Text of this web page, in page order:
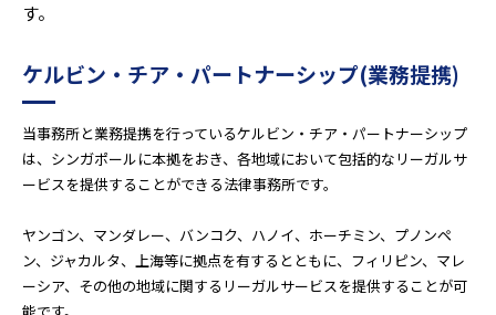
す。
ケルビン・チア・パートナーシップ(業務提携)
当事務所と業務提携を行っているケルビン・チア・パートナーシップ
は、シンガポールに本拠をおき、各地域において包括的なリーガルサ
ービスを提供することができる法律事務所です。
ヤンゴン、マンダレー、バンコク、ハノイ、ホーチミン、プノンペ
ン、ジャカルタ、上海等に拠点を有するとともに、フィリピン、マレ
ーシア、その他の地域に関するリーガルサービスを提供することが可